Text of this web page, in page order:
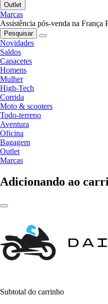
Outlet
Marcas
Assistência pós-venda na França
Pesquisar
Novidades
Saldos
Capacetes
Homens
Mulher
High-Tech
Corrida
Moto & scooters
Todo-terreno
Aventura
Oficina
Bagagem
Outlet
Marcas
Adicionando ao
Subtotal do carrinho